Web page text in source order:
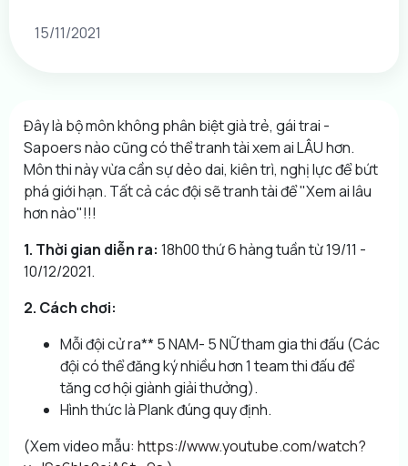
15/11/2021
Đây là bộ môn không phân biệt già trẻ, gái trai -
Sapoers nào cũng có thể tranh tài xem ai LÂU hơn.
Môn thi này vừa cần sự dẻo dai, kiên trì, nghị lực để bứt
phá giới hạn. Tất cả các đội sẽ tranh tài để "Xem ai lâu
hơn nào"!!!
1. Thời gian diễn ra: 18h00 thứ 6 hàng tuần từ 19/11 -
10/12/2021.
2. Cách chơi:
Mỗi đội cử ra** 5 NAM- 5 NỮtham gia thi đấu (Các
đội có thể đăng ký nhiều hơn 1 team thi đấu để
tăng cơ hội giành giải thưởng).
Hình thức là Plank đúng quy định.
(Xem video mẫu: https://www.youtube.com/watch?